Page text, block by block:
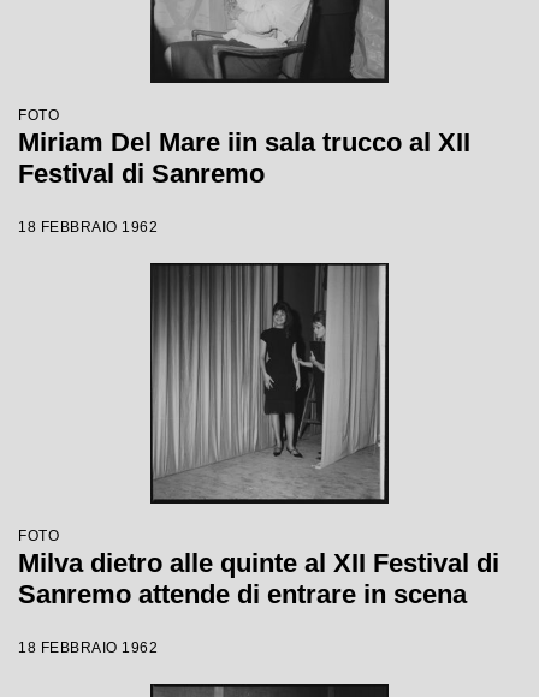
FOTO
Miriam Del Mare iin sala trucco al XII
Festival di Sanremo
18 FEBBRAIO 1962
FOTO
Milva dietro alle quinte al XII Festival di
Sanremo attende di entrare in scena
18 FEBBRAIO 1962